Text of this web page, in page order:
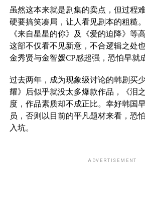
虽然这本来就是剧集的卖点，但过程
硬要搞笑凑局，让人看见剧本的粗糙
《来自星星的你》及《爱的迫降》等
这部不仅看不见新意，不合逻辑之处
金秀贤与金智媛CP感超强，恐怕早就
过去两年，成为现象级讨论的韩剧买
耀》后似乎就没太多爆款作品，《泪
度，作品素质却不成正比。幸好韩国
员，否则以目前的平凡题材来看，恐
入坑。
ADVERTISEMENT